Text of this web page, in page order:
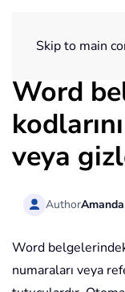
Skip to main
Word
veya
Author
Word
numaraları veya